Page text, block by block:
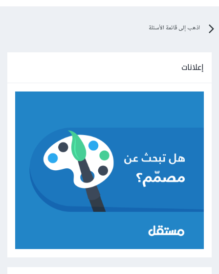
اذهب إلى قائمة الأسئلة
إعلانات